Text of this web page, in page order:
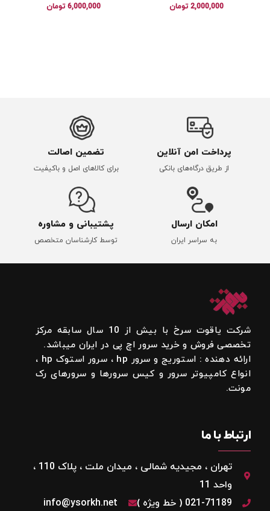
2,000,000 تومان
6,000,000 تومان
پرداخت امن آنلاین
از طریق درگاه‌های بانکی
تضمین اصالت
برای کالاهای اصل و باکیفیت
امکان ارسال
به سراسر ایران
پشتیبانی و مشاوره
توسط کارشناسان متخصص
شرکت یاقوت سرخ با بیش از 10 سال سابقه مرکز
تخصصی فروش و خرید سرور اچ پی در ایران میباشد.
ارائه دهنده : استوریج و سرور hp ، سرور استوک hp ،
انواع کامپیوتر سرور و کیس سرورها و سرورهای رک
مونت.
ارتباط با ما
تهران ، مجیدیه شمالی ، میدان ملت ، پلاک 110 ،
واحد 11
021-71189 ( خط ویژه )
info@ysorkh.net